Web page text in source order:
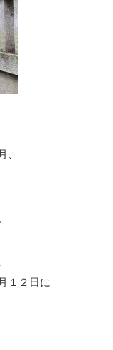
、
１２日に